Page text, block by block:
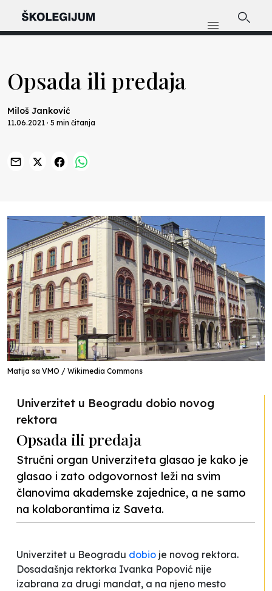
Opsada ili predaja
Miloš Janković
11.06.2021 · 5 min čitanja
Matija sa VMO / Wikimedia Commons
Univerzitet u Beogradu dobio novog
rektora
Opsada ili predaja
Stručni organ Univerziteta glasao je kako je
glasao i zato odgovornost leži na svim
članovima akademske zajednice, a ne samo
na kolaborantima iz Saveta.
Univerzitet u Beogradu dobio je novog rektora.
Dosadašnja rektorka Ivanka Popović nije
izabrana za drugi mandat, a na njeno mesto